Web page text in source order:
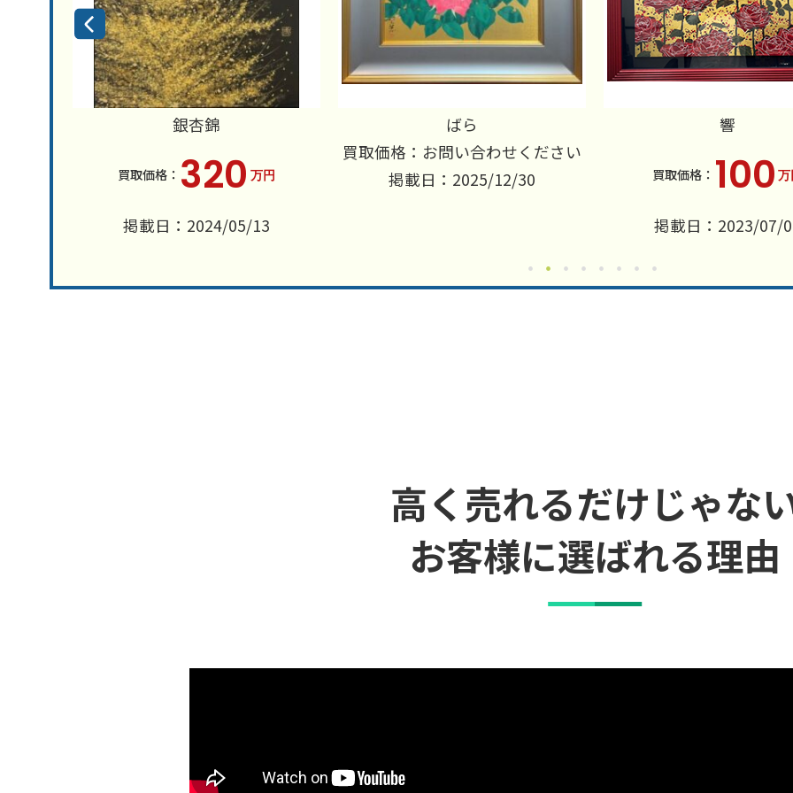
銀杏錦
320 万円
掲載日：2024/05/13
ばら
買取価格：お問い合わせください
掲載日：2025/12/30
響
100
掲載日：2023/07/
高く売れるだけじゃな
お客様に選ばれる理由